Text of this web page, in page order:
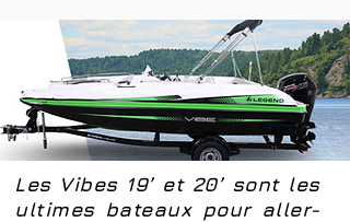
Les Vibes 19’ et 20’ sont les
ultimes bateaux pour aller-